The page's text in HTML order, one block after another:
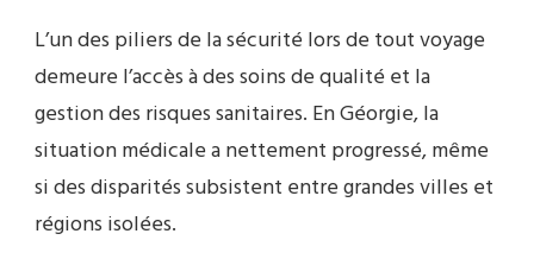
L’un des piliers de la sécurité lors de tout voyage
demeure l’accès à des soins de qualité et la
gestion des risques sanitaires. En Géorgie, la
situation médicale a nettement progressé, même
si des disparités subsistent entre grandes villes et
régions isolées.